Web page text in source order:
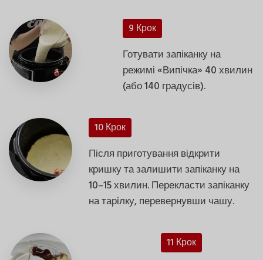
9 Крок
Готувати запіканку на
режимі «Випічка» 40 хвилин
(або 140 градусів).
10 Крок
Після приготування відкрити
кришку та залишити запіканку на
10–15 хвилин. Перекласти запіканку
на тарілку, перевернувши чашу.
11 Крок